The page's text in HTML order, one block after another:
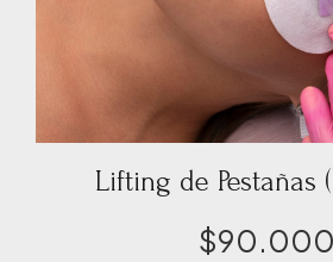
Lifting de Pestañas
$90.000